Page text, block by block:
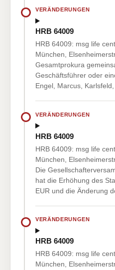
VERÄNDERUNGEN
HRB 64009
HRB 64009: msg life
München,
Gesamtprokura
Geschäftsführer oder
Engel, Marcus,
VERÄNDERUNGEN
HRB 64009
HRB 64009: msg life
München,
Die
hat die Erhöhung des
EUR und die Änderung
VERÄNDERUNGEN
HRB 64009
HRB 64009: msg life
München,